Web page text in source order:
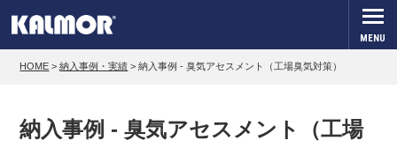
MENU
HOME >納入事例・実績 >納入事例 - 臭気アセスメント（工場臭気対策）
納入事例 - 臭気アセスメント（工場